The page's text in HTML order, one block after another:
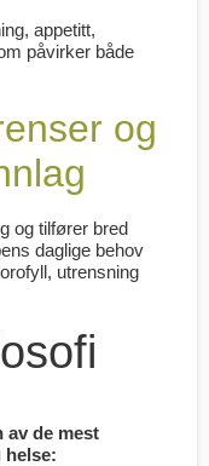
appetitt,
påvirker både
og
og tilfører bred
daglige behov
utrensning
av de mest
helse: